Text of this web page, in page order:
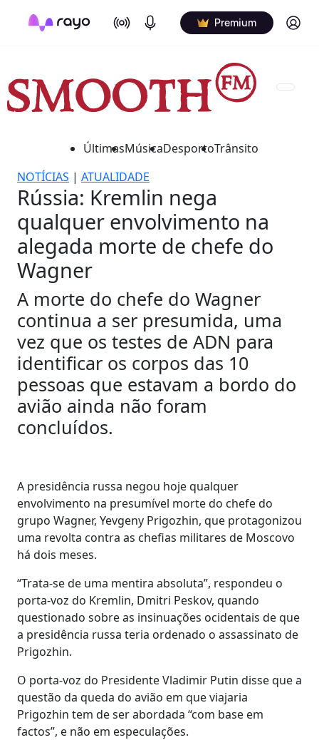
On Air Podcasts Premium Log in
ÚltimasMúsicaDesportoTrânsito
NOTÍCIAS | ATUALIDADE
Rússia: Kremlin nega
qualquer envolvimento na
alegada morte de chefe do
Wagner
A morte do chefe do Wagner
continua a ser presumida, uma
vez que os testes de ADN para
identificar os corpos das 10
pessoas que estavam a bordo do
avião ainda não foram
concluídos.
A presidência russa negou hoje qualquer
envolvimento na presumível morte do chefe do
grupo Wagner, Yevgeny Prigozhin, que protagonizou
uma revolta contra as chefias militares de Moscovo
há dois meses.
“Trata-se de uma mentira absoluta”, respondeu o
porta-voz do Kremlin, Dmitri Peskov, quando
questionado sobre as insinuações ocidentais de que
a presidência russa teria ordenado o assassinato de
Prigozhin.
O porta-voz do Presidente Vladimir Putin disse que a
questão da queda do avião em que viajaria
Prigozhin tem de ser abordada “com base em
factos”, e não em especulações.